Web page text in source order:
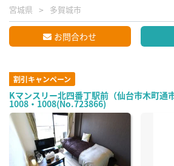
宮城県 多賀城市
お問合わせ
割引キャンペーン
Kマンスリー北四番丁駅前（仙台市木町通
1008・1008(No.723866)